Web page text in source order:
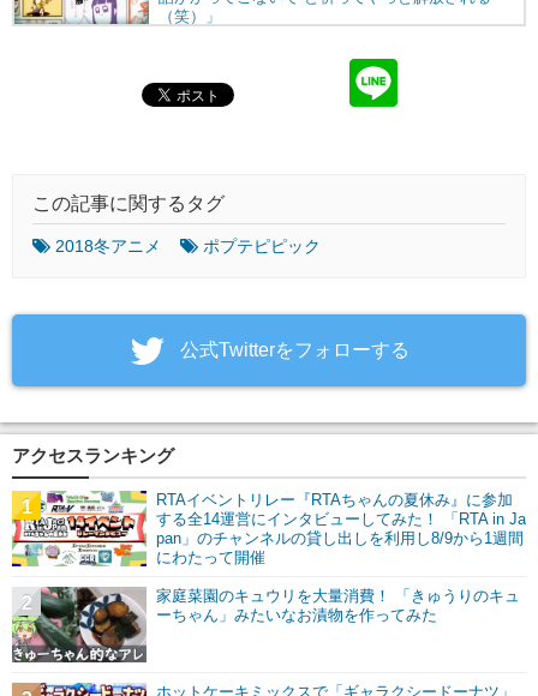
この記事に関するタグ
2018冬アニメ ポプテピピック
‎公式Twitterをフォローする
アクセスランキング
RTAイベントリレー『RTAちゃんの夏休み』に参加
する全14運営にインタビューしてみた！ 「RTA in Ja
pan」のチャンネルの貸し出しを利用し8/9から1週間
にわたって開催
1
家庭菜園のキュウリを大量消費！ 「きゅうりのキュ
ーちゃん」みたいなお漬物を作ってみた
2
ホットケーキミックスで「ギャラクシードーナツ」